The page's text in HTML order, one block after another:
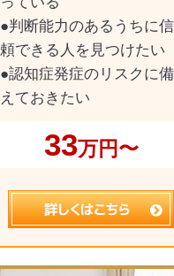
●判断能力のあるうちに信
頼できる人を見つけたい
●認知症発症のリスクに備
えておきたい
33万円〜